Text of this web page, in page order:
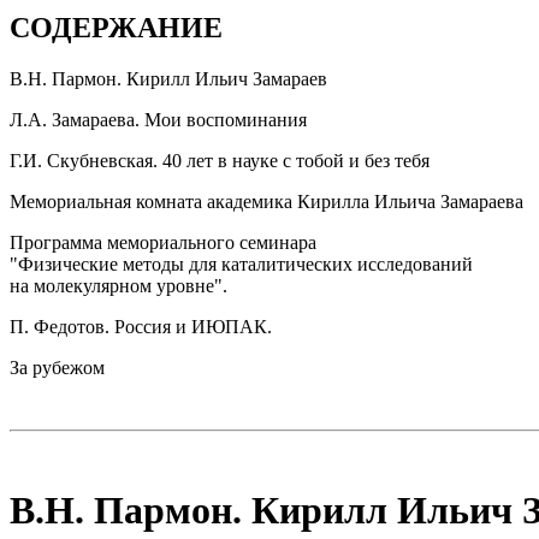
СОДЕРЖАНИЕ
В.Н. Пармон. Кирилл Ильич Замараев
Л.А. Замараева. Мои воспоминания
Г.И. Скубневская. 40 лет в науке с тобой и без тебя
Мемориальная комната академика Кирилла Ильича Замараева
Программа мемориального семинара
"Физические методы для каталитических исследований
на молекулярном уровне".
П. Федотов. Россия и ИЮПАК.
За рубежом
В.Н. Пармон. Кирилл Ильич